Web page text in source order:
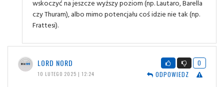
wskoczyć na jeszcze wyższy poziom (np. Lautaro, Barella
czy Thuram), albo mimo potencjału coś idzie nie tak (np.
Frattesi).
LORD NORD
10 LUTEGO 2025 | 12:24
0
ODPOWIEDZ